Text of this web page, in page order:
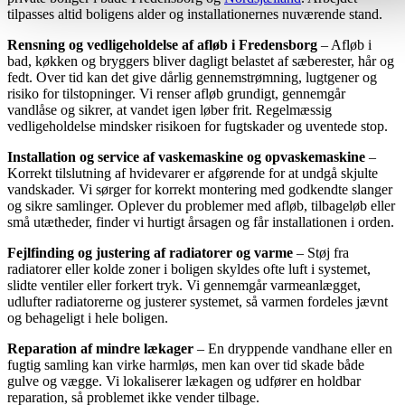
tilpasses altid boligens alder og installationernes nuværende stand.
Rensning og vedligeholdelse af afløb i Fredensborg – Afløb i
bad, køkken og bryggers bliver dagligt belastet af sæberester, hår og
fedt. Over tid kan det give dårlig gennemstrømning, lugtgener og
risiko for tilstopninger. Vi renser afløb grundigt, gennemgår
vandlåse og sikrer, at vandet igen løber frit. Regelmæssig
vedligeholdelse mindsker risikoen for fugtskader og uventede stop.
Installation og service af vaskemaskine og opvaskemaskine –
Korrekt tilslutning af hvidevarer er afgørende for at undgå skjulte
vandskader. Vi sørger for korrekt montering med godkendte slanger
og sikre samlinger. Oplever du problemer med afløb, tilbageløb eller
små utætheder, finder vi hurtigt årsagen og får installationen i orden.
Fejlfinding og justering af radiatorer og varme – Støj fra
radiatorer eller kolde zoner i boligen skyldes ofte luft i systemet,
slidte ventiler eller forkert tryk. Vi gennemgår varmeanlægget,
udlufter radiatorerne og justerer systemet, så varmen fordeles jævnt
og behageligt i hele boligen.
Reparation af mindre lækager – En dryppende vandhane eller en
fugtig samling kan virke harmløs, men kan over tid skade både
gulve og vægge. Vi lokaliserer lækagen og udfører en holdbar
reparation, så problemet ikke vender tilbage.